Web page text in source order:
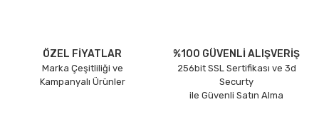
ÖZEL FİYATLAR
Marka Çeşitliliği ve
Kampanyalı Ürünler
%100 GÜVENLİ ALIŞVERİŞ
256bit SSL Sertifikası ve 3d
Securty
ile Güvenli Satın Alma